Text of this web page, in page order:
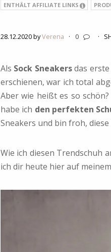
ENTHÄLT AFFILIATE LINKS
28.12.2020 byVerena · 0 ·
Als Sock Sneakersdas erste
erschienen, war ich total
Aber wie heißt es so schön?
habe ich den perfekten
Sneakers und bin froh,
Wie ich diesen Trendschuh
ich dir heute hier auf meinem